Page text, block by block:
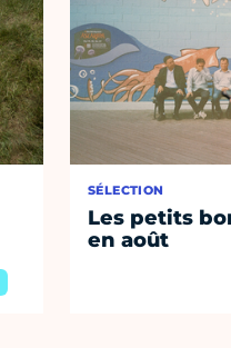
SÉLECTION
Les petits
en août